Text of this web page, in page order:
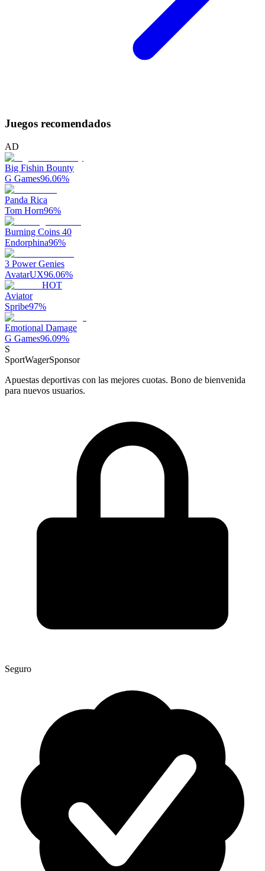
Juegos recomendados
AD
Big Fishin Bounty
G Games96.06%
Panda Rica
Tom Horn96%
Burning Coins 40
Endorphina96%
3 Power Genies
AvatarUX96.06%
HOT
Aviator
Spribe97%
Emotional Damage
G Games96.09%
S
SportWagerSponsor
Apuestas deportivas con las mejores cuotas. Bono de bienvenida
para nuevos usuarios.
Seguro